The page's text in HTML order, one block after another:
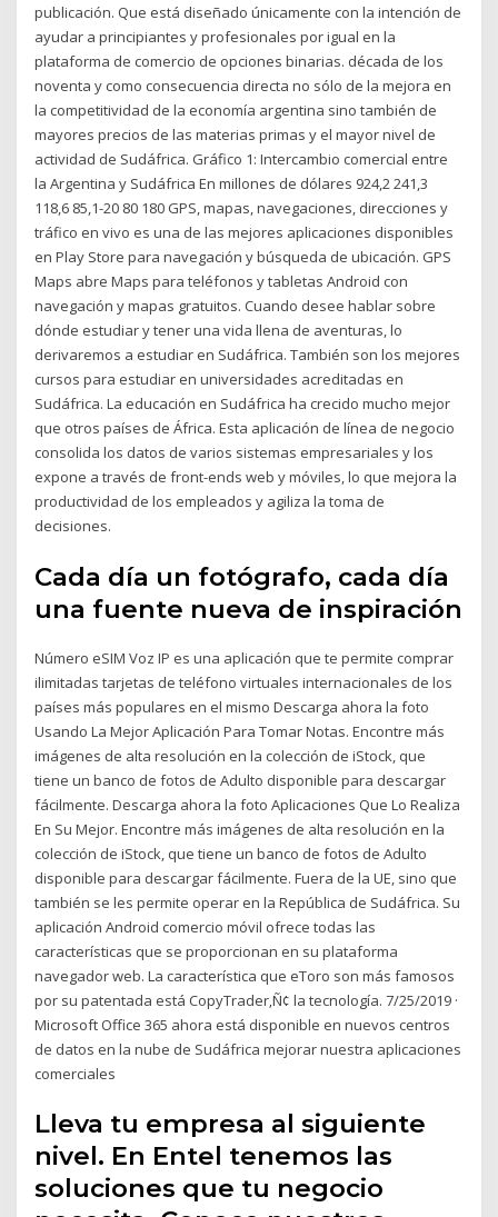
publicación. Que está diseñado únicamente con la intención de
ayudar a principiantes y profesionales por igual en la
plataforma de comercio de opciones binarias. década de los
noventa y como consecuencia directa no sólo de la mejora en
la competitividad de la economía argentina sino también de
mayores precios de las materias primas y el mayor nivel de
actividad de Sudáfrica. Gráfico 1: Intercambio comercial entre
la Argentina y Sudáfrica En millones de dólares 924,2 241,3
118,6 85,1-20 80 180 GPS, mapas, navegaciones, direcciones y
tráfico en vivo es una de las mejores aplicaciones disponibles
en Play Store para navegación y búsqueda de ubicación. GPS
Maps abre Maps para teléfonos y tabletas Android con
navegación y mapas gratuitos. Cuando desee hablar sobre
dónde estudiar y tener una vida llena de aventuras, lo
derivaremos a estudiar en Sudáfrica. También son los mejores
cursos para estudiar en universidades acreditadas en
Sudáfrica. La educación en Sudáfrica ha crecido mucho mejor
que otros países de África. Esta aplicación de línea de negocio
consolida los datos de varios sistemas empresariales y los
expone a través de front-ends web y móviles, lo que mejora la
productividad de los empleados y agiliza la toma de
decisiones.
Cada día un fotógrafo, cada día
una fuente nueva de inspiración
Número eSIM Voz IP es una aplicación que te permite comprar
ilimitadas tarjetas de teléfono virtuales internacionales de los
países más populares en el mismo Descarga ahora la foto
Usando La Mejor Aplicación Para Tomar Notas. Encontre más
imágenes de alta resolución en la colección de iStock, que
tiene un banco de fotos de Adulto disponible para descargar
fácilmente. Descarga ahora la foto Aplicaciones Que Lo Realiza
En Su Mejor. Encontre más imágenes de alta resolución en la
colección de iStock, que tiene un banco de fotos de Adulto
disponible para descargar fácilmente. Fuera de la UE, sino que
también se les permite operar en la República de Sudáfrica. Su
aplicación Android comercio móvil ofrece todas las
características que se proporcionan en su plataforma
navegador web. La característica que eToro son más famosos
por su patentada está CopyTrader‚Ñ¢ la tecnología. 7/25/2019 ·
Microsoft Office 365 ahora está disponible en nuevos centros
de datos en la nube de Sudáfrica mejorar nuestra aplicaciones
comerciales
Lleva tu empresa al siguiente
nivel. En Entel tenemos las
soluciones que tu negocio